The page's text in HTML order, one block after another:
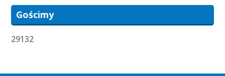
Gościmy
29132